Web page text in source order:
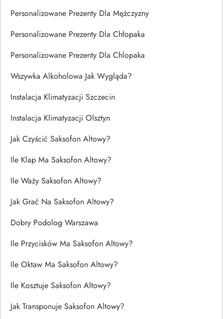
Personalizowane Prezenty Dla Mężczyzny
Personalizowane Prezenty Dla Chłopaka
Personalizowane Prezenty Dla Chlopaka
Wszywka Alkoholowa Jak Wygląda?
Instalacja Klimatyzacji Szczecin
Instalacja Klimatyzacji Olsztyn
Jak Czyścić Saksofon Altowy?
Ile Klap Ma Saksofon Altowy?
Ile Waży Saksofon Altowy?
Jak Grać Na Saksofon Altowy?
Dobry Podolog Warszawa
Ile Przycisków Ma Saksofon Altowy?
Ile Oktaw Ma Saksofon Altowy?
Ile Kosztuje Saksofon Altowy?
Jak Transponuje Saksofon Altowy?